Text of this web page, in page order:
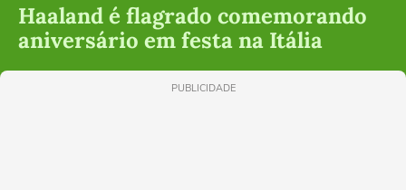
Haaland é flagrado comemorando
aniversário em festa na Itália
PUBLICIDADE